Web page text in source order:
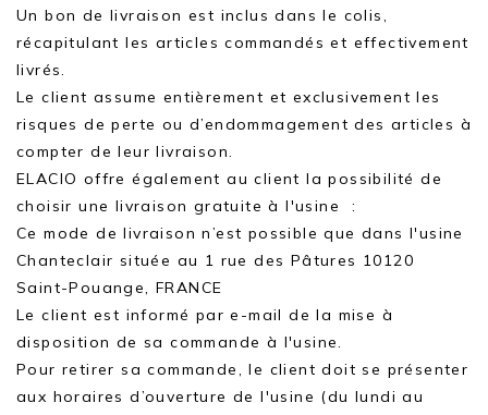
Un bon de livraison est inclus dans le colis,
récapitulant les articles commandés et effectivement
livrés.
Le client assume entièrement et exclusivement les
risques de perte ou d’endommagement des articles à
compter de leur livraison.
ELACIO offre également au client la possibilité de
choisir une livraison gratuite à l'usine :
Ce mode de livraison n’est possible que dans l'usine
Chanteclair située au 1 rue des Pâtures 10120
Saint-Pouange, FRANCE
Le client est informé par e-mail de la mise à
disposition de sa commande à l'usine.
Pour retirer sa commande, le client doit se présenter
aux horaires d’ouverture de l'usine (du lundi au